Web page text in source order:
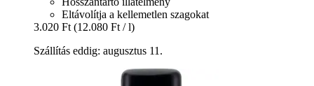
Eltávolítja a kellemetlen szagokat
3.020 Ft (12.080 Ft / l)
Szállítás eddig: augusztus 11.